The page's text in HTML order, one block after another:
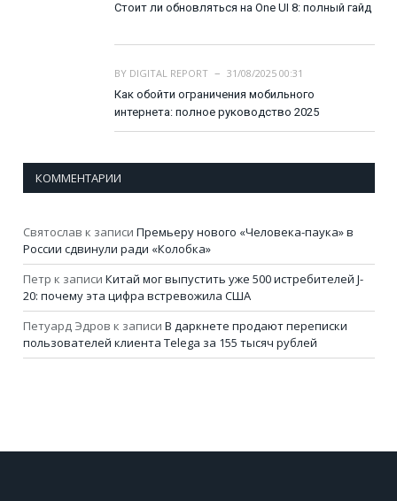
Стоит ли обновляться на One UI 8: полный гайд
BY DIGITAL REPORT
31/08/2025 00:31
Как обойти ограничения мобильного
интернета: полное руководство 2025
КОММЕНТАРИИ
Святослав к записи Премьеру нового «Человека-паука» в
России сдвинули ради «Колобка»
Петр к записи Китай мог выпустить уже 500 истребителей J-
20: почему эта цифра встревожила США
Петуард Эдров к записи В даркнете продают переписки
пользователей клиента Telega за 155 тысяч рублей